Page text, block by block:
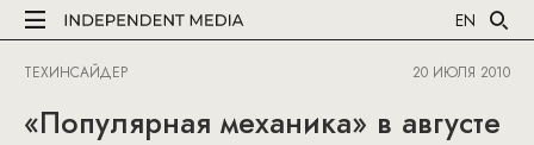
EN
ТЕХИНСАЙДЕР 20 ИЮЛЯ 2010
«Популярная механика» в августе